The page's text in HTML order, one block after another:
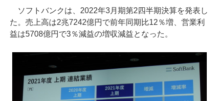
ソフトバンクは、2022年3月期第2四半期決算を発表し
た。売上高は2兆7242億円で前年同期比12％増、営業利
益は5708億円で3％減益の増収減益となった。